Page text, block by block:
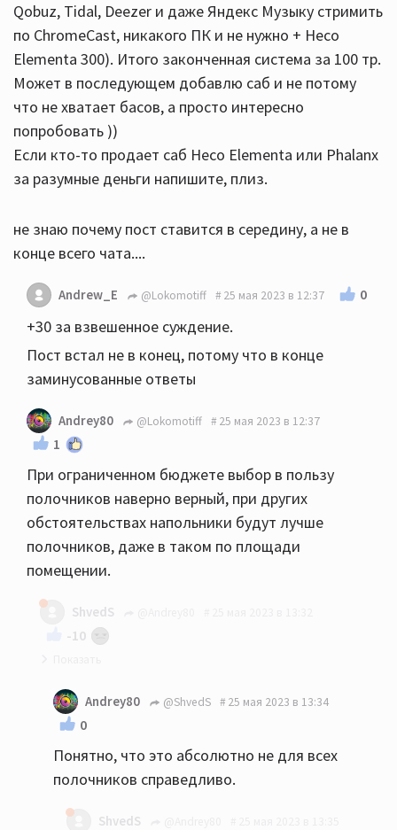
Qobuz, Tidal, Deezer и даже Яндекс Музыку стримить
по ChromeCast, никакого ПК и не нужно + Heco
Elementa 300). Итого законченная система за 100 тр.
Может в последующем добавлю саб и не потому
что не хватает басов, а просто интересно
попробовать ))
Если кто-то продает саб Heco Elementa или Phalanx
за разумные деньги напишите, плиз.
не знаю почему пост ставится в середину, а не в
конце всего чата....
Andrew_E @Lokomotiff 25 мая 2023 в 12:37 0
+30 за взвешенное суждение.
Пост встал не в конец, потому что в конце
заминусованные ответы
Andrey80 @Lokomotiff 25 мая 2023 в 12:37
1
При ограниченном бюджете выбор в пользу
полочников наверно верный, при других
обстоятельствах напольники будут лучше
полочников, даже в таком по площади
помещении.
ShvedS
-10
Если честно и субъективно, то спорно... У меня
18квм кдп, 610ые полочник умудрились завести
помещение, пока муж не доделал подготовку
дополнительно, те же 630 или целаны
напольники вообще бы порвали думаю, так что
мое имхо: до 20-22 квм никаких напольников...
Andrey80 @ShvedS 25 мая 2023 в 13:34
0
Понятно, что это абсолютно не для всех
полочников справедливо.
ShvedS